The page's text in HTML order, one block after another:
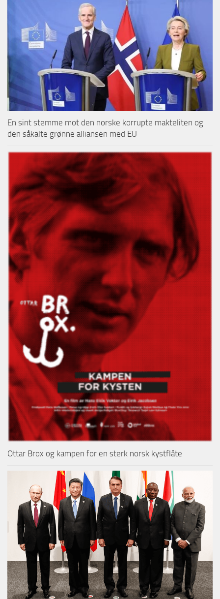
En sint stemme mot den norske korrupte makteliten og
den såkalte grønne alliansen med EU
Ottar Brox og kampen for en sterk norsk kystflåte